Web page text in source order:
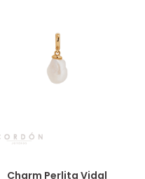
Charm Perlita Vidal